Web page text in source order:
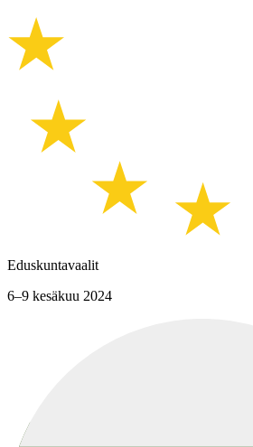
Eduskuntavaalit
6–9 kesäkuu 2024